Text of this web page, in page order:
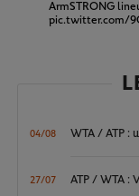
ArmSTRONG
pic.twitter.com/
04/08 WTA / ATP :
27/07 ATP / WTA :